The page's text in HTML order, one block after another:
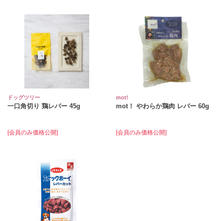
ドッグツリー
一口角切り 鶏レバー 45g
[会員のみ価格公開]
mot!
mot！ やわらか鶏肉 レバー 60g
[会員のみ価格公開]